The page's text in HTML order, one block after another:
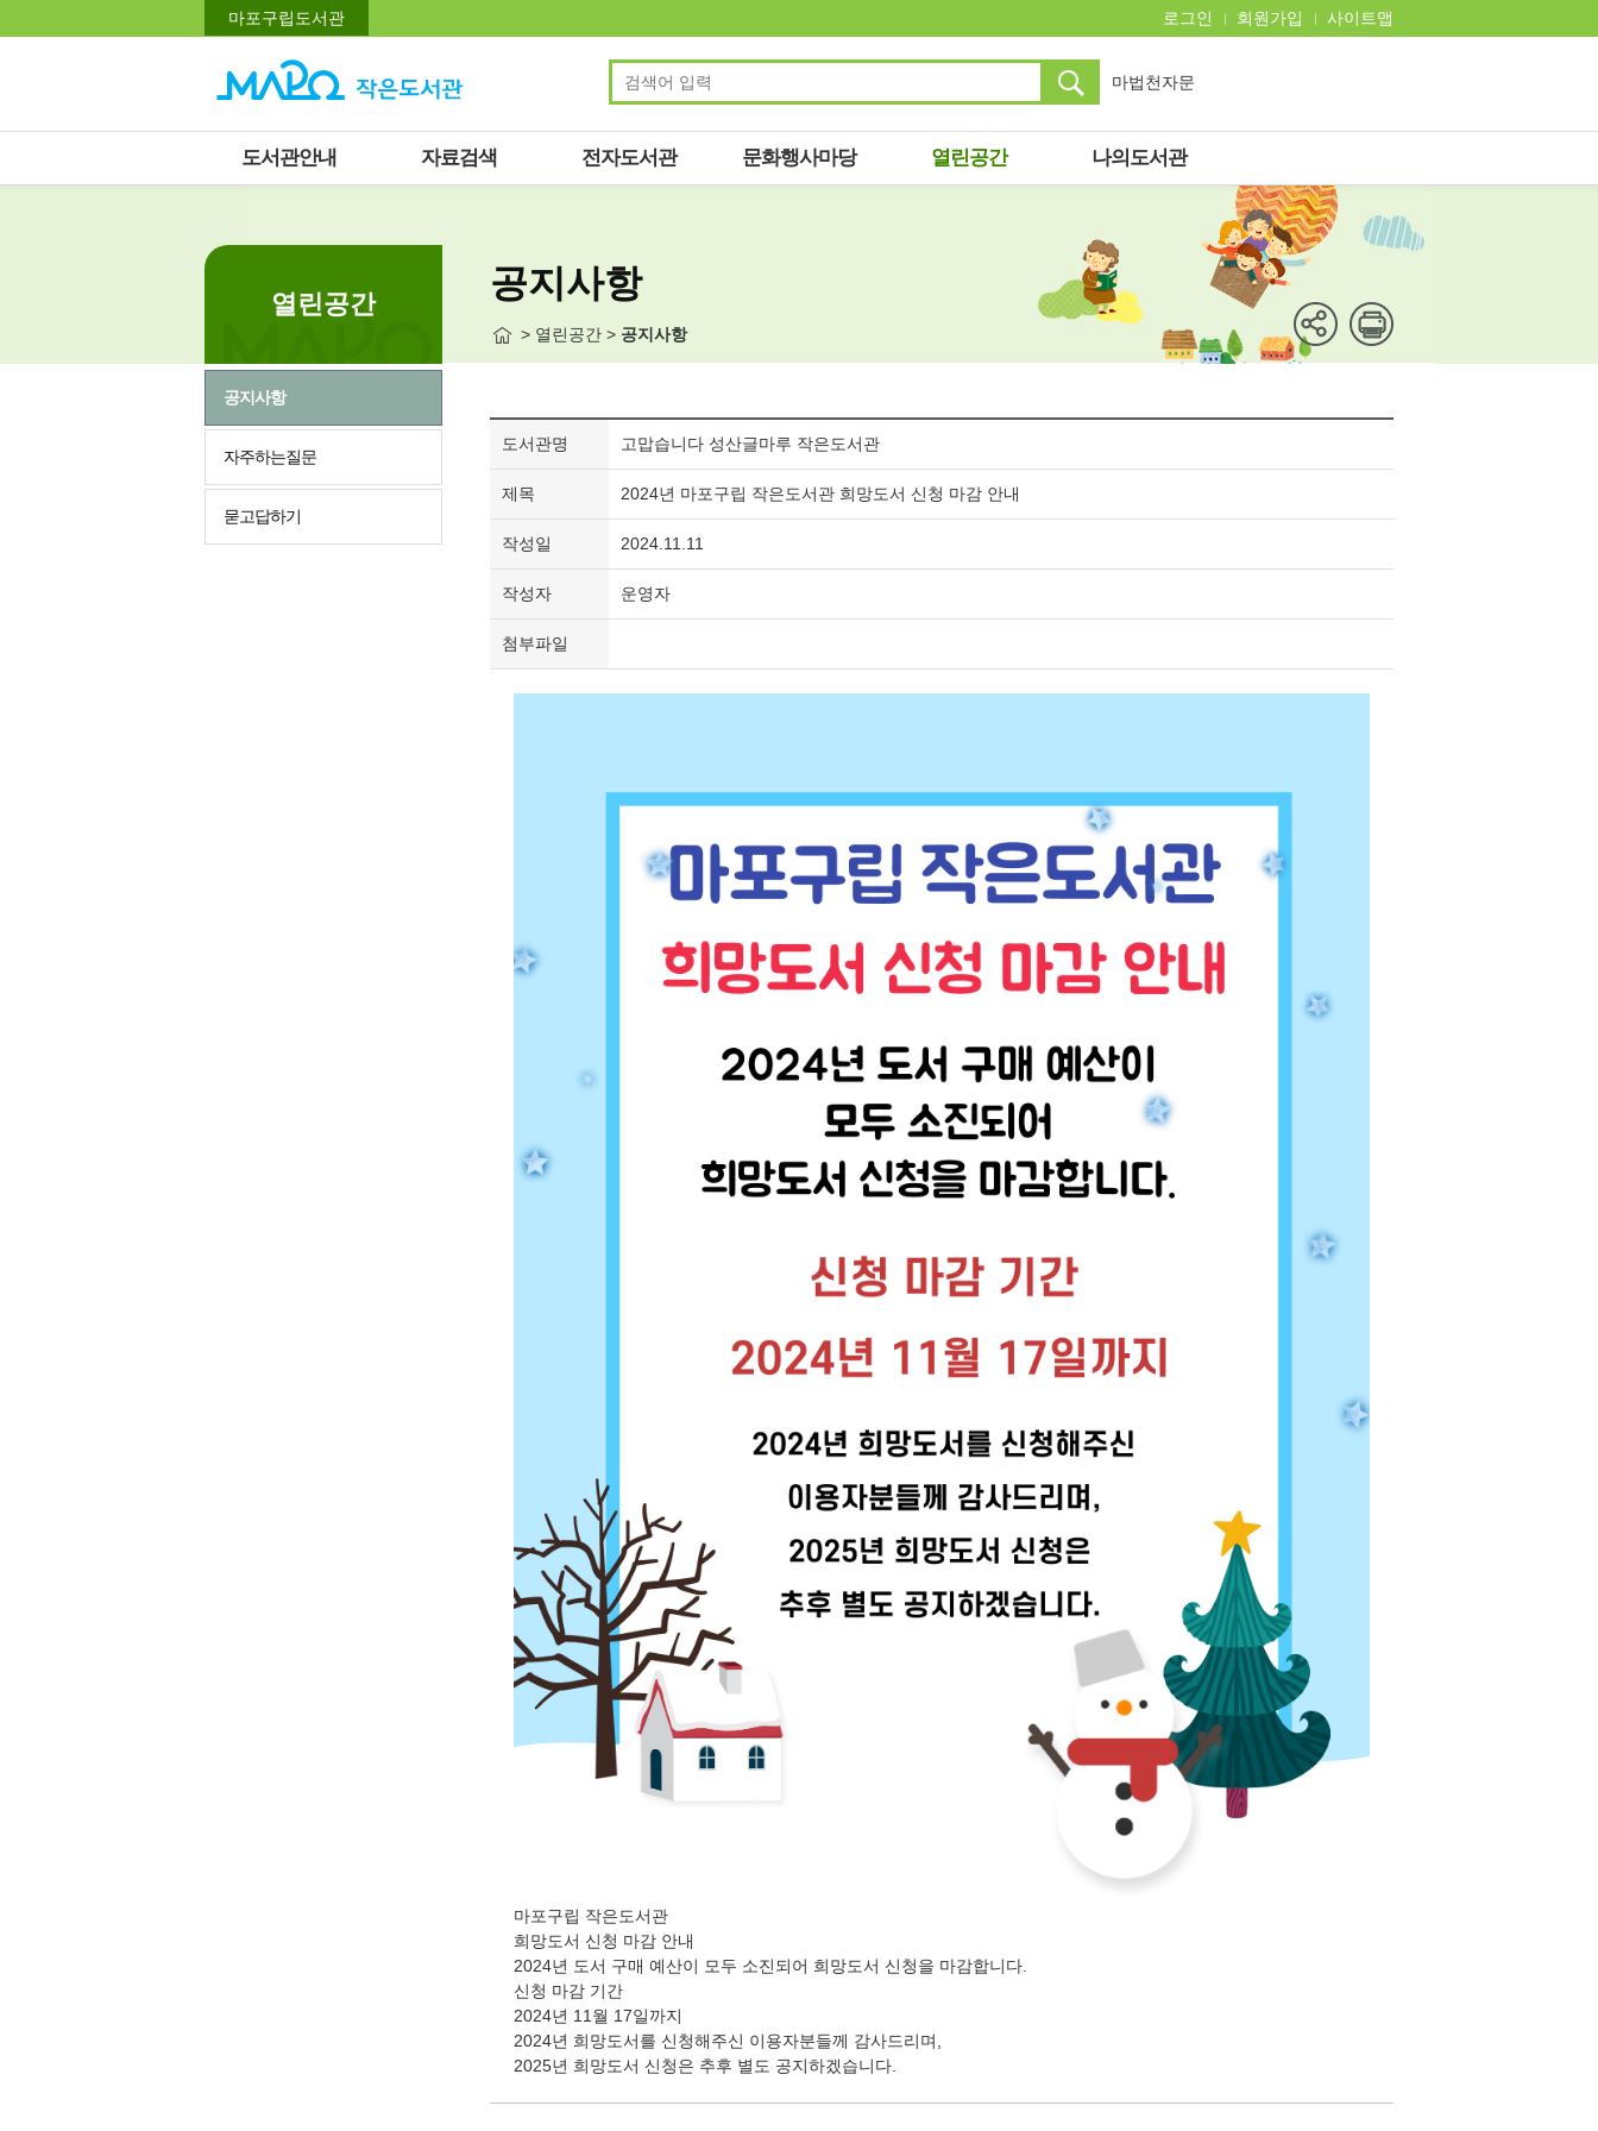
마포구립도서관 로그인 회원가입 사이트맵
마법천자문
전천당
흔한남매
도서관안내 자료검색 전자도서관 문화행사마당 열린공간 나의도서관
열린공간
공지사항
자주하는질문
묻고답하기
공지사항
> 열린공간 > 공지사항
도서관명 고맙습니다 성산글마루 작은도서관
제목 2024년 마포구립 작은도서관 희망도서 신청 마감 안내
작성일 2024.11.11
작성자 운영자
첨부파일
마포구립 작은도서관
희망도서 신청 마감 안내
2024년 도서 구매 예산이 모두 소진되어 희망도서 신청을 마감합니다.
신청 마감 기간
2024년 11월 17일까지
2024년 희망도서를 신청해주신 이용자분들께 감사드리며,
2025년 희망도서 신청은 추후 별도 공지하겠습니다.